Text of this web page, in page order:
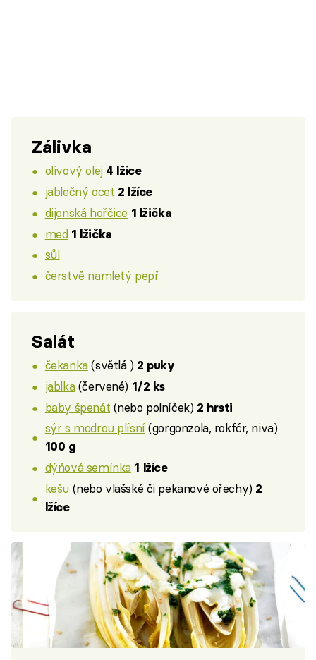
Zálivka
olivový olej 4 lžíce
jablečný ocet 2 lžíce
dijonská hořčice 1 lžička
med 1 lžička
sůl
čerstvě namletý pepř
Salát
čekanka(světlá ) 2 puky
jablka(červené) 1/2 ks
baby špenát (nebo polníček) 2 hrsti
sýr s modrou plísní(gorgonzola, rokfór, niva)
100 g
dýňová semínka 1 lžíce
kešu (nebo vlašské či pekanové ořechy) 2
lžíce